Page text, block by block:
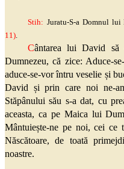
Stih: Juratu-S-a Domnul
11).
Cântarea lui David să
Dumnezeu, că zice: Aduce-
aduce-se-vor întru veselie și
David și prin care noi ne-
Stăpânului său s-a dat, cu
aceasta, ca pe Maica lui
Mântuiește-ne pe noi, cei ce
Născătoare, de toată
noastre.